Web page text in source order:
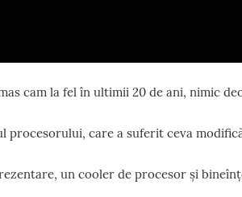
cam la fel în ultimii 20 de ani, nimic
procesorului, care a suferit ceva
un cooler de procesor și